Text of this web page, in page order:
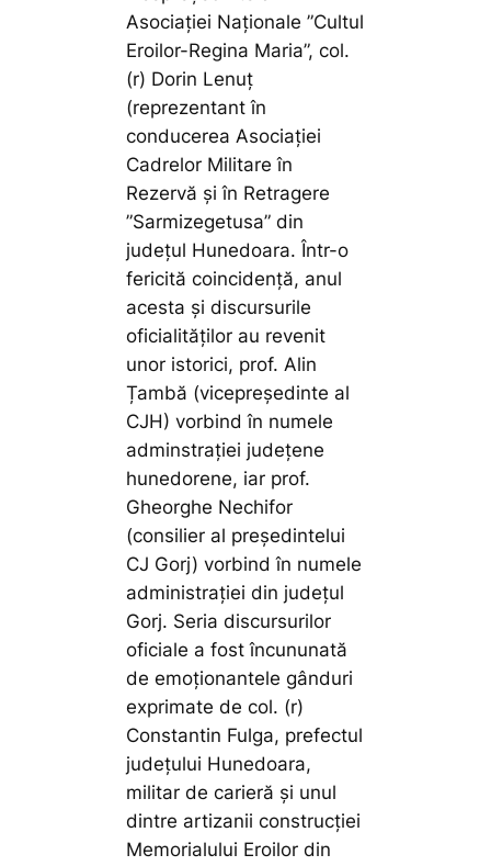
Asociației Naționale ”Cultul
Eroilor-Regina Maria”, col.
(r) Dorin Lenuț
(reprezentant în
conducerea Asociației
Cadrelor Militare în
Rezervă și în Retragere
”Sarmizegetusa” din
județul Hunedoara. Într-o
fericită coincidență, anul
acesta și discursurile
oficialităților au revenit
unor istorici, prof. Alin
Țambă (vicepreședinte al
CJH) vorbind în numele
adminstrației județene
hunedorene, iar prof.
Gheorghe Nechifor
(consilier al președintelui
CJ Gorj) vorbind în numele
administrației din județul
Gorj. Seria discursurilor
oficiale a fost încununată
de emoționantele gânduri
exprimate de col. (r)
Constantin Fulga, prefectul
județului Hunedoara,
militar de carieră și unul
dintre artizanii construcției
Memorialului Eroilor din